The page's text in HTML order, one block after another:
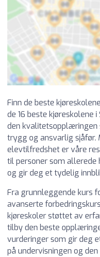
Finn de beste
de 16 beste kjøreskolene
den kvalitetsopplæringen
trygg og ansvarlig sjåfør.
elevtilfredshet er våre
til personer som allerede
og gir deg et tydelig
Fra grunnleggende kurs
avanserte
kjøreskoler støttet av
tilby den beste
vurderinger som gir deg
på undervisningen og